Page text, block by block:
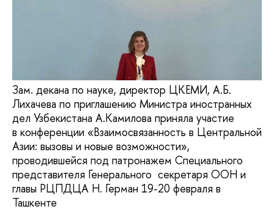
Зам. декана по науке, директор ЦКЕМИ, А.Б.
Лихачева по приглашению Министра иностранных
дел Узбекистана А.Камилова приняла участие
в конференции «Взаимосвязанность в Центральной
Азии: вызовы и новые возможности»,
проводившейся под патронажем Специального
представителя Генерального секретаря ООН и
главы РЦПДЦА Н. Герман 19-20 февраля в
Ташкенте